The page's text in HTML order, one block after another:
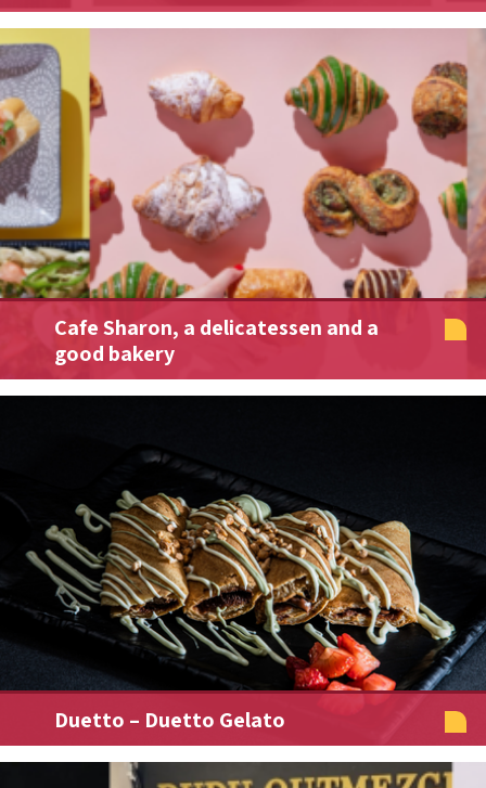
Cafe Sharon, a delicatessen and a
good bakery
Duetto – Duetto Gelato